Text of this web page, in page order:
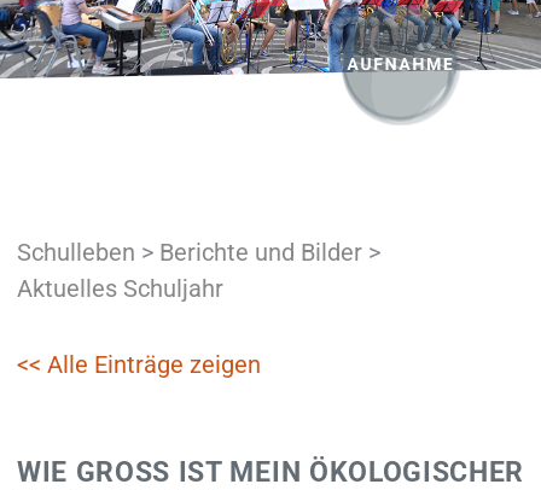
Schulleben > Berichte und Bilder>
Aktuelles Schuljahr
<< Alle Einträge zeigen
WIE GROSS IST MEIN ÖKOLOGISCHER F